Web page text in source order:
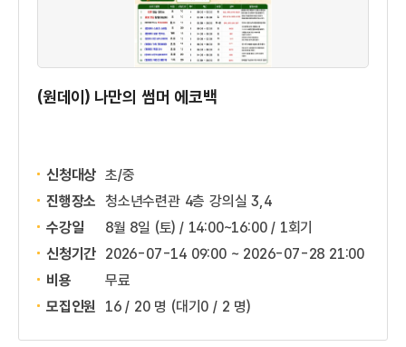
(원데이) 나만의 썸머 에코백
신청대상 초/중
진행장소 청소년수련관 4층 강의실 3,4
수강일
8월 8일 (토) / 14:00~16:00 / 1회기
신청기간 2026-07-14 09:00 ~ 2026-07-28 21:00
비용
무료
모집인원
16 / 20 명 (대기0 / 2 명)